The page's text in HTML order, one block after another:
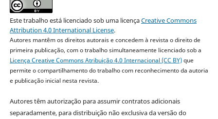
Este trabalho está licenciado sob uma licençaCreative Commons
Attribution 4.0 International License.
Autores mantêm os direitos autorais e concedem à revista o direito de
primeira publicação, com o trabalho simultaneamente licenciado sob a
Licença Creative Commons Atribuição 4.0 Internacional (CC BY)que
permite o compartilhamento do trabalho com reconhecimento da autoria
e publicação inicial nesta revista.
Autores têm autorização para assumir contratos adicionais
separadamente, para distribuição não exclusiva da versão do